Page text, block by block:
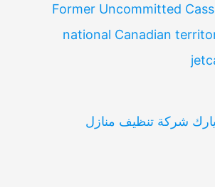
Former Uncommitted
national Canadian
شركة تنظيف منازل